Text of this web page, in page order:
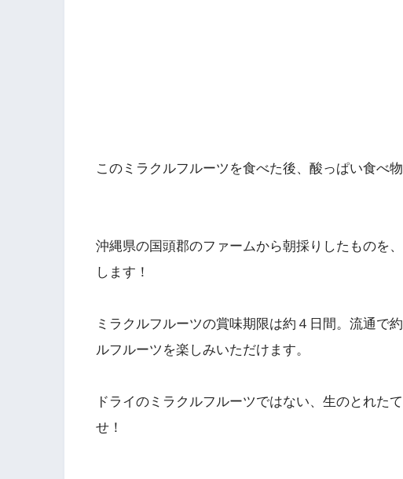
このミラクルフルーツを食べた後、酸っぱい食べ
沖縄県の国頭郡のファームから朝採りしたものを
します！
ミラクルフルーツの賞味期限は約４日間。流通で
ルフルーツを楽しみいただけます。
ドライのミラクルフルーツではない、生のとれた
せ！